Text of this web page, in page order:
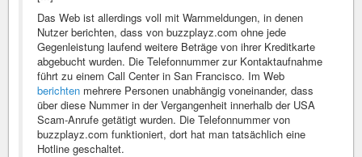
Das Web ist allerdings voll mit Warnmeldungen, in denen
Nutzer berichten, dass von buzzplayz.com ohne jede
Gegenleistung laufend weitere Beträge von ihrer Kreditkarte
abgebucht wurden. Die Telefonnummer zur Kontaktaufnahme
führt zu einem Call Center in San Francisco. Im Web
berichten mehrere Personen unabhängig voneinander, dass
über diese Nummer in der Vergangenheit innerhalb der USA
Scam-Anrufe getätigt wurden. Die Telefonnummer von
buzzplayz.com funktioniert, dort hat man tatsächlich eine
Hotline geschaltet.